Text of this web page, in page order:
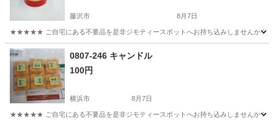
藤沢市 8月7日
★★★★★ ご自宅にある不要品を是非ジモティースポットへお持ち込みしませんか？
神奈川 藤沢市 現地
0807-246 キャンドル
100円
横浜市 8月7日
★★★★★ ご自宅にある不要品を是非ジモティースポットへお持ち込みしませんか？